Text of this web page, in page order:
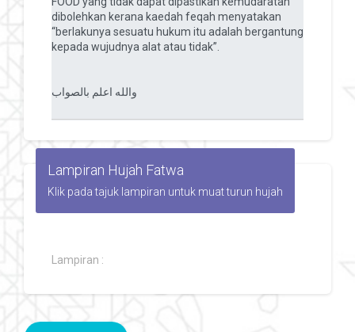
Lampiran Hujah Fatwa
Klik pada tajuk lampiran untuk muat turun hujah
Lampiran :